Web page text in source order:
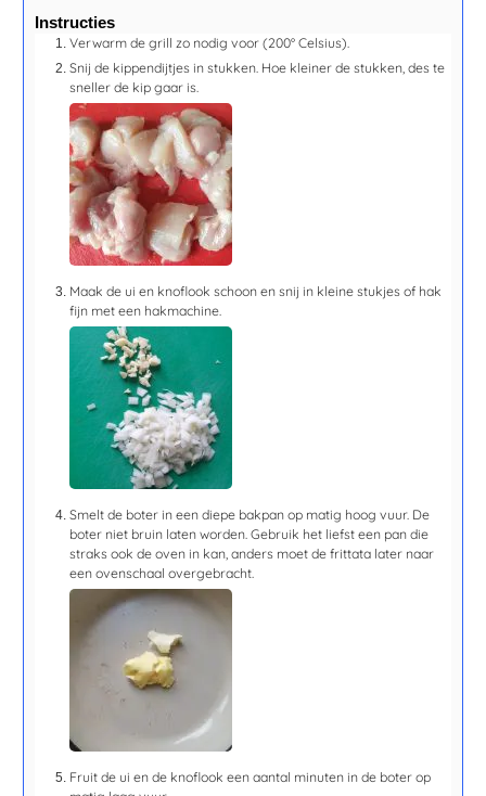
Instructies
Verwarm de grill zo nodig voor (200° Celsius).
Snij de kippendijtjes in stukken. Hoe kleiner de stukken, des te
sneller de kip gaar is.
Maak de ui en knoflook schoon en snij in kleine stukjes of hak
fijn met een hakmachine.
Smelt de boter in een diepe bakpan op matig hoog vuur. De
boter niet bruin laten worden. Gebruik het liefst een pan die
straks ook de oven in kan, anders moet de frittata later naar
een ovenschaal overgebracht.
Fruit de ui en de knoflook een aantal minuten in de boter op